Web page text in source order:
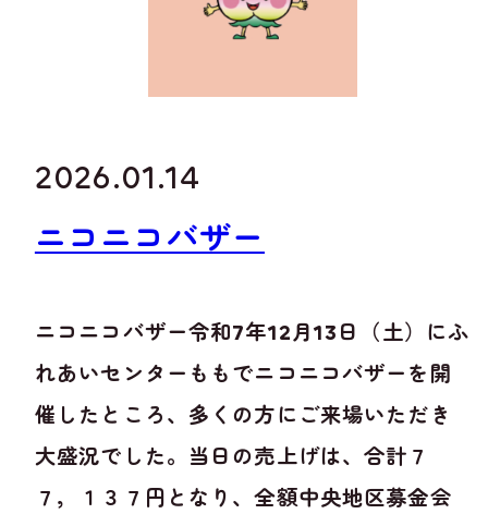
2026.01.14
ニコニコバザー
ニコニコバザー令和7年12月13日（土）にふ
れあいセンターももでニコニコバザーを開
催したところ、多くの方にご来場いただき
大盛況でした。当日の売上げは、合計７
７，１３７円となり、全額中央地区募金会